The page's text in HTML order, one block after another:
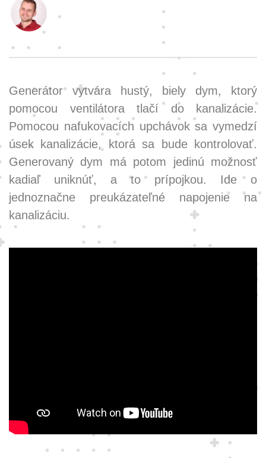
Generátor vytvára hustý, biely dym, ktorý
pomocou ventilátora tlačí do kanalizácie.
Pomocou nafukovacích upchávok sa vymedzí
úsek kanalizácie, ktorá sa bude kontrolovať.
Generovaný dym má potom jedinú možnosť
kadiaľ uniknúť, a to prípojkou. Ide o
jednoznačne preukázateľné napojenie na
kanalizáciu.